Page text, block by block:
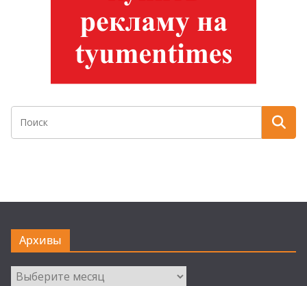
Архивы
Архивы